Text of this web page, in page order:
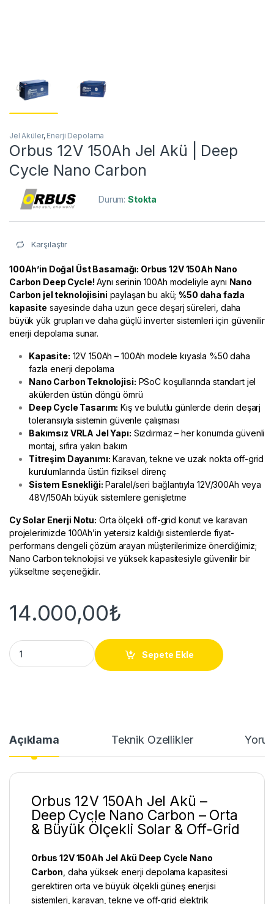
Jel Aküler, Enerji Depolama
Orbus 12V 150Ah Jel Akü | Deep
Cycle Nano Carbon
Durum:Stokta
Karşılaştır
100Ah’in Doğal Üst Basamağı: Orbus 12V 150Ah Nano
Carbon Deep Cycle! Aynı serinin 100Ah modeliyle aynı Nano
Carbon jel teknolojisini paylaşan bu akü;%50 daha fazla
kapasite sayesinde daha uzun gece deşarj süreleri, daha
büyük yük grupları ve daha güçlü inverter sistemleri için güvenilir
enerji depolama sunar.
Kapasite: 12V 150Ah – 100Ah modele kıyasla %50 daha
fazla enerji depolama
Nano Carbon Teknolojisi: PSoC koşullarında standart jel
akülerden üstün döngü ömrü
Deep Cycle Tasarım: Kış ve bulutlu günlerde derin deşarj
toleransıyla sistemin güvenle çalışması
Bakımsız VRLA Jel Yapı: Sızdırmaz – her konumda güvenli
montaj, sıfıra yakın bakım
Titreşim Dayanımı: Karavan, tekne ve uzak nokta off-grid
kurulumlarında üstün fiziksel direnç
Sistem Esnekliği: Paralel/seri bağlantıyla 12V/300Ah veya
48V/150Ah büyük sistemlere genişletme
Cy Solar Enerji Notu: Orta ölçekli off-grid konut ve karavan
projelerimizde 100Ah’in yetersiz kaldığı sistemlerde fiyat-
performans dengeli çözüm arayan müşterilerimize önerdiğimiz;
Nano Carbon teknolojisi ve yüksek kapasitesiyle güvenilir bir
yükseltme seçeneğidir.
14.000,00₺
Orbus 12V 150Ah Jel Akü | Deep Cycle Nano Carbon quantity
Sepete Ekle
Açıklama Teknik Özellikler
Orbus 12V 150Ah Jel Akü –
Deep Cycle Nano Carbon – Orta
& Büyük Ölçekli Solar & Off-Grid
Orbus 12V 150Ah Jel Akü Deep Cycle Nano
Carbon , daha yüksek enerji depolama kapasitesi
gerektiren orta ve büyük ölçekli güneş enerjisi
sistemleri, karavan, tekne ve off-grid elektrik